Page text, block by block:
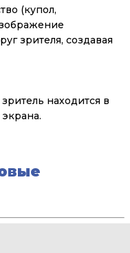
(купол,
зрителя, создавая
находится в